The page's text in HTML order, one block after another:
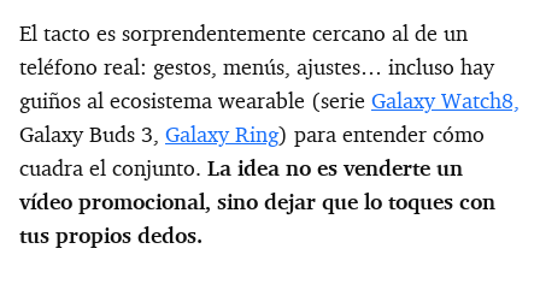
El tacto es sorprendentemente cercano al de un
teléfono real: gestos, menús, ajustes… incluso hay
guiños al ecosistema wearable (serie Galaxy Watch8,
Galaxy Buds 3, Galaxy Ring) para entender cómo
cuadra el conjunto. La idea no es venderte un
vídeo promocional, sino dejar que lo toques con
tus propios dedos.